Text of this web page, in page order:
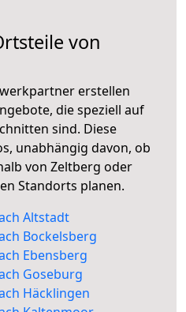
von
erstellen
die speziell auf
sind. Diese
unabhängig davon, ob
von Zeltberg oder
Standorts planen.
Altstadt
Bockelsberg
Ebensberg
Goseburg
Häcklingen